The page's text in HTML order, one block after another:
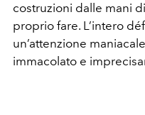
costruzioni dalle mani
proprio fare. L’intero
un’attenzione
immacolato e